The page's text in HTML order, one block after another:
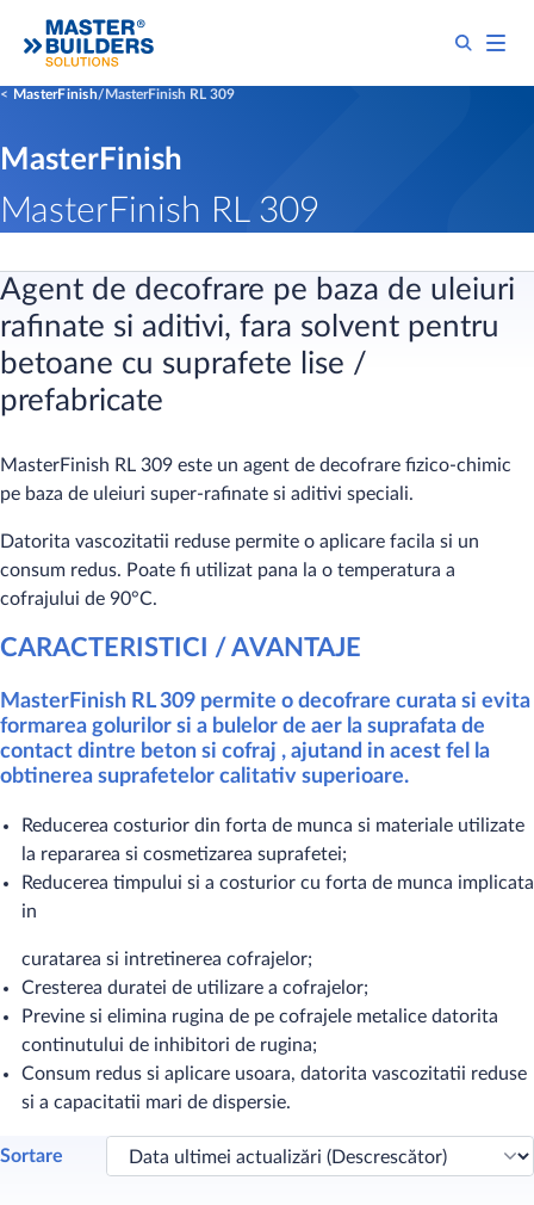
MasterFinish MasterFinish RL 309
MasterFinish
MasterFinish RL 309
Agent de decofrare pe baza de uleiuri
rafinate si aditivi, fara solvent pentru
betoane cu suprafete lise /
prefabricate
MasterFinish RL 309 este un agent de decofrare fizico-chimic
pe baza de uleiuri super-rafinate si aditivi speciali.
Datorita vascozitatii reduse permite o aplicare facila si un
consum redus. Poate fi utilizat pana la o temperatura a
cofrajului de 90°C.
CARACTERISTICI / AVANTAJE
MasterFinish RL 309 permite o decofrare curata si evita
formarea golurilor si a bulelor de aer la suprafata de
contact dintre beton si cofraj , ajutand in acest fel la
obtinerea suprafetelor calitativ superioare.
Reducerea costurior din forta de munca si materiale utilizate
la repararea si cosmetizarea suprafetei;
Reducerea timpului si a costurior cu forta de munca implicata
in
curatarea si intretinerea cofrajelor;
Cresterea duratei de utilizare a cofrajelor;
Previne si elimina rugina de pe cofrajele metalice datorita
continutului de inhibitori de rugina;
Consum redus si aplicare usoara, datorita vascozitatii reduse
si a capacitatii mari de dispersie.
Sortare